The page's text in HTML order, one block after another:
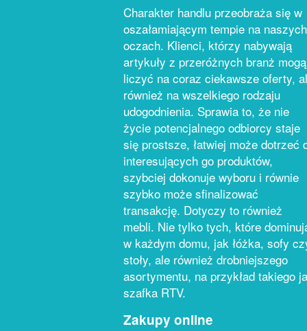
Charakter handlu przeobraża się w
oszałamiającym tempie na naszych
oczach. Klienci, którzy nabywają
artykuły z przeróżnych branż mogą
liczyć na coraz ciekawsze oferty,
również na wszelkiego rodzaju
udogodnienia. Sprawia to, że nie
życie potencjalnego odbiorcy staje
się prostsze, łatwiej może dotrzeć
interesujących go produktów,
szybciej dokonuje wyboru i równie
szybko może sfinalizować
transakcję. Dotyczy to również
mebli. Nie tylko tych, które
w każdym domu, jak łóżka, sofy
stoły, ale również drobniejszego
asortymentu, na przykład takiego
szafka RTV.
Zakupy online